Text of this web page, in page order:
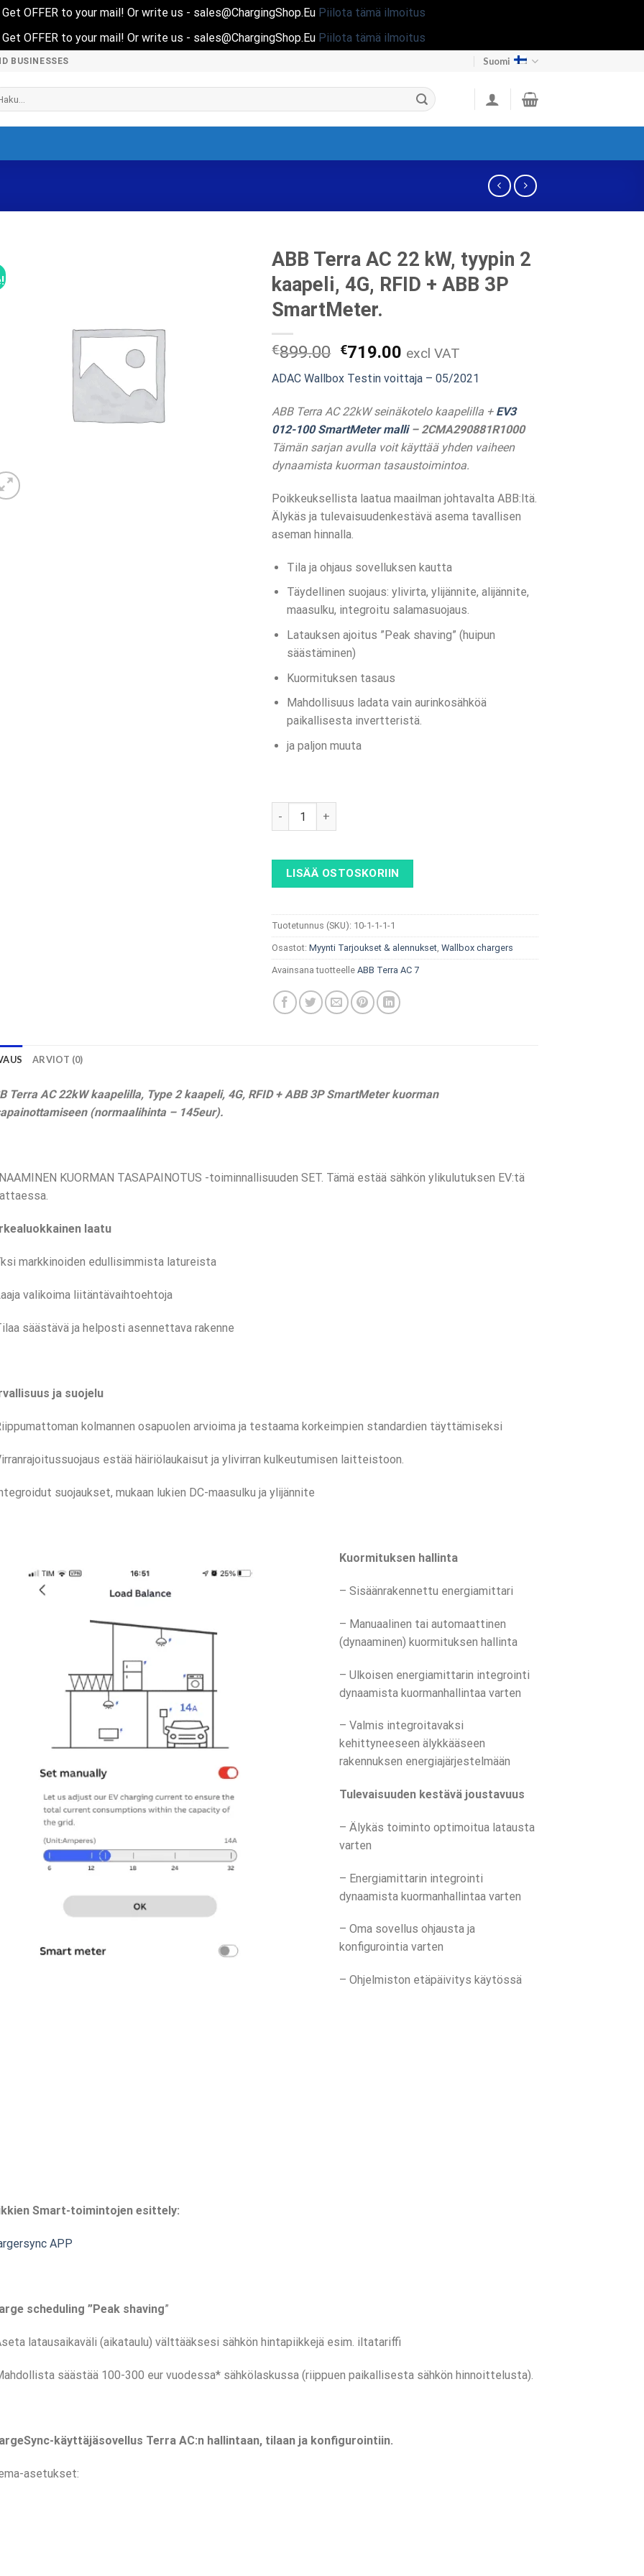
OFFER to your mail! Or write us - sales@ChargingShop.Eu Piilota tämä ilmoitus
OFFER to your mail! Or write us - sales@ChargingShop.Eu Piilota tämä ilmoitus
BUSINESSES Suomi
ABB Terra AC 22 kW, tyypin 2
kaapeli, 4G, RFID + ABB 3P
SmartMeter.
€899.00 Alkuperäinen
hinta
oli:
€899.00.
€719.00 Nykyinen
hinta
on:
€719.00.
excl VAT
ADAC Wallbox Testin voittaja – 05/2021
ABB Terra AC 22kW seinäkotelo kaapelilla + EV3
012-100 SmartMeter malli– 2CMA290881R1000
Tämän sarjan avulla voit käyttää yhden vaiheen
dynaamista kuorman tasaustoimintoa.
Poikkeuksellista laatua maailman johtavalta ABB:ltä.
Älykäs ja tulevaisuudenkestävä asema tavallisen
aseman hinnalla.
Tila ja ohjaus sovelluksen kautta
Täydellinen suojaus: ylivirta, ylijännite, alijännite,
maasulku, integroitu salamasuojaus.
Latauksen ajoitus ”Peak shaving” (huipun
säästäminen)
Kuormituksen tasaus
Mahdollisuus ladata vain aurinkosähköä
paikallisesta invertteristä.
ja paljon muuta
ABB Terra AC 22 kW, tyypin 2 kaapeli, 4G, RFID + ABB 3P SmartMeter.
LISÄÄ OSTOSKORIIN
Tuotetunnus (SKU): 10-1-1-1-1
Osastot:Myynti Tarjoukset & alennukset ,Wallbox chargers
Avainsana tuotteelleABB Terra AC 7
ARVIOT (0)
Terra AC 22kW kaapelilla, Type 2 kaapeli, 4G, RFID + ABB 3P SmartMeter kuorman
(normaalihinta – 145eur).
KUORMAN TASAPAINOTUS -toiminnallisuuden SET. Tämä estää sähkön ylikulutuksen EV:tä
laatu
markkinoiden edullisimmista latureista
valikoima liitäntävaihtoehtoja
säästävä ja helposti asennettava rakenne
ja suojelu
kolmannen osapuolen arvioima ja testaama korkeimpien standardien täyttämiseksi
estää häiriölaukaisut ja ylivirran kulkeutumisen laitteistoon.
suojaukset, mukaan lukien DC-maasulku ja ylijännite
Kuormituksen hallinta
– Sisäänrakennettu energiamittari
– Manuaalinen tai automaattinen
(dynaaminen) kuormituksen hallinta
– Ulkoisen energiamittarin integrointi
dynaamista kuormanhallintaa varten
– Valmis integroitavaksi
kehittyneeseen älykkääseen
rakennuksen energiajärjestelmään
Tulevaisuuden kestävä joustavuus
– Älykäs toiminto optimoitua latausta
varten
– Energiamittarin integrointi
dynaamista kuormanhallintaa varten
– Oma sovellus ohjausta ja
konfigurointia varten
– Ohjelmiston etäpäivitys käytössä
Smart-toimintojen esittely:
APP
scheduling ”Peak shaving”
latausaikaväli (aikataulu) välttääksesi sähkön hintapiikkejä esim. iltatariffi
säästää 100-300 eur vuodessa* sähkölaskussa (riippuen paikallisesta sähkön hinnoittelusta).
käyttäjäsovellus Terra AC:n hallintaan, tilaan ja konfigurointiin.
asetukset: